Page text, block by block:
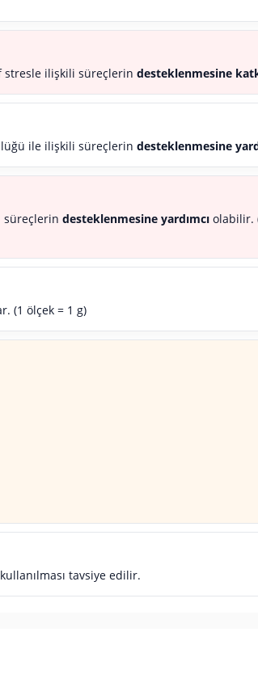
stresle ilişkili süreçlerin desteklenmesine
ile ilişkili süreçlerin desteklenmesine
süreçlerin desteklenmesine yardımcı olabilir.
(1 ölçek = 1 g)
tavsiye edilir.